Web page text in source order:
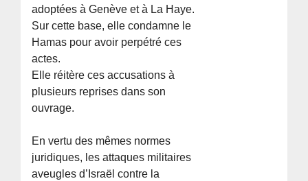
adoptées à Genève et à La Haye.
Sur cette base, elle condamne le
Hamas pour avoir perpétré ces
actes.
Elle réitère ces accusations à
plusieurs reprises dans son
ouvrage.
En vertu des mêmes normes
juridiques, les attaques militaires
aveugles d’Israël contre la